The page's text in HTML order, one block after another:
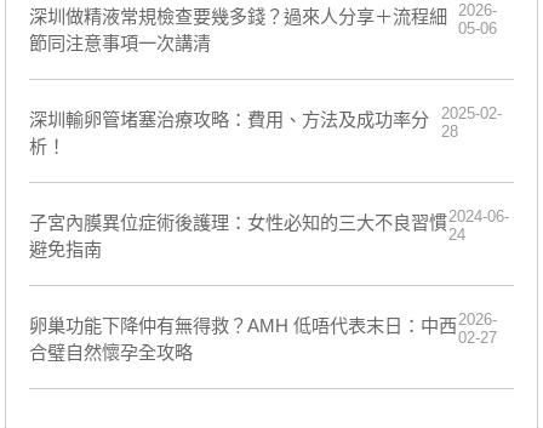
深圳做精液常規檢查要幾多錢？過來人分享＋流程細
節同注意事項一次講清
2026-
05-06
深圳輸卵管堵塞治療攻略：費用、方法及成功率分
析！
2025-02-
28
​子宮內膜異位症術後護理：女性必知的三大不良習慣
避免指南
2024-06-
24
卵巢功能下降仲有無得救？AMH 低唔代表末日：中西
合璧自然懷孕全攻略
2026-
02-27